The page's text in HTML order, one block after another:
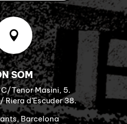

SOM
C/Tenor Masini, 5.
Riera d’Escuder 38.
Barcelona